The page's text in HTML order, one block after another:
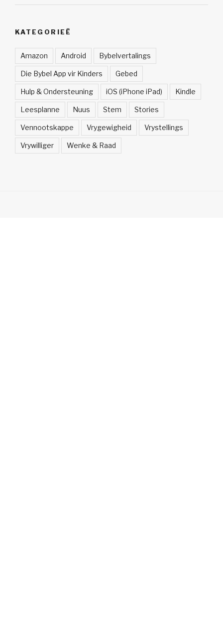
KATEGORIEË
Amazon Android Bybelvertalings
Die Bybel App vir Kinders Gebed
Hulp & Ondersteuning iOS (iPhone iPad) Kindle
Leesplanne Nuus Stem Stories
Vennootskappe Vrygewigheid Vrystellings
Vrywilliger Wenke & Raad